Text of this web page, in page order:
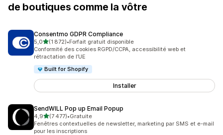
de boutiques comme la vôtre
Consentmo GDPR Compliance
5,0étoile(s) sur 5
(1 872)
1872 avis au total
•Forfait gratuit disponible
Conformité des cookies RGPD/CCPA, accessibilité web et
rétractation de l’UE
Built for Shopify
Installer
SendWILL Pop up Email Popup
4,9étoile(s) sur 5
(7 477)
7477 avis au total
•Gratuite
Fenêtres contextuelles de newsletter, marketing par SMS et e-mail
pour les inscriptions